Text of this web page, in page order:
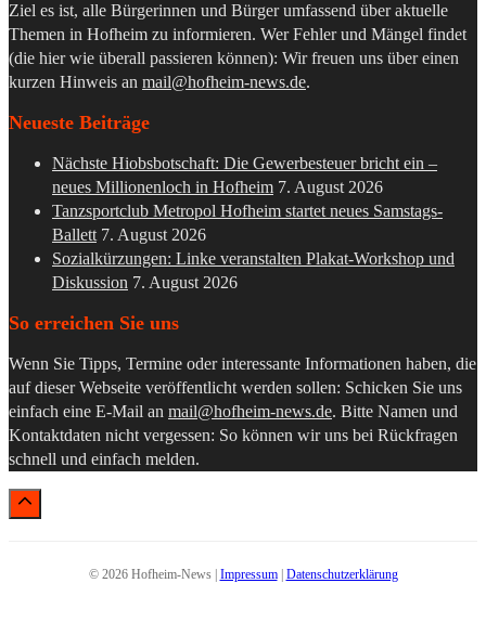
Ziel es ist, alle Bürgerinnen und Bürger umfassend über aktuelle
Themen in Hofheim zu informieren. Wer Fehler und Mängel findet
(die hier wie überall passieren können): Wir freuen uns über einen
kurzen Hinweis an mail@hofheim-news.de.
Neueste Beiträge
Nächste Hiobsbotschaft: Die Gewerbesteuer bricht ein –
neues Millionenloch in Hofheim 7. August 2026
Tanzsportclub Metropol Hofheim startet neues Samstags-
Ballett 7. August 2026
Sozialkürzungen: Linke veranstalten Plakat-Workshop und
Diskussion 7. August 2026
So erreichen Sie uns
Wenn Sie Tipps, Termine oder interessante Informationen haben, die
auf dieser Webseite veröffentlicht werden sollen: Schicken Sie uns
einfach eine E-Mail an mail@hofheim-news.de. Bitte Namen und
Kontaktdaten nicht vergessen: So können wir uns bei Rückfragen
schnell und einfach melden.
© 2026 Hofheim-News | Impressum| Datenschutzerklärung